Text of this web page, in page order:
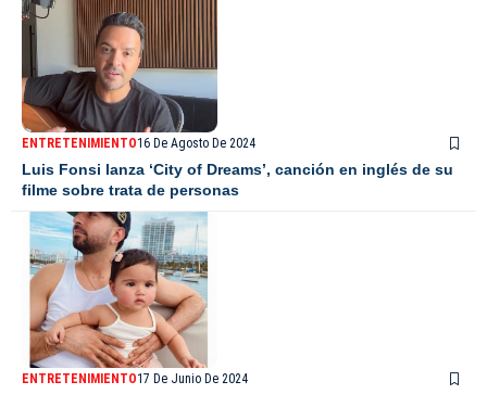
ENTRETENIMIENTO16 De Agosto De 2024
Luis Fonsi lanza ‘City of Dreams’, canción en inglés de su
filme sobre trata de personas
ENTRETENIMIENTO17 De Junio De 2024